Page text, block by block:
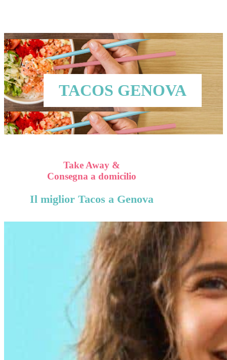
TACOS GENOVA
Take Away &
Consegna a domicilio
Il miglior Tacos a Genova